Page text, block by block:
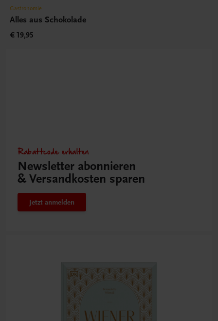
Gastronomie
Alles aus Schokolade
€ 19,95
Rabattcode erhalten
Newsletter abonnieren
& Versandkosten sparen
Jetzt anmelden